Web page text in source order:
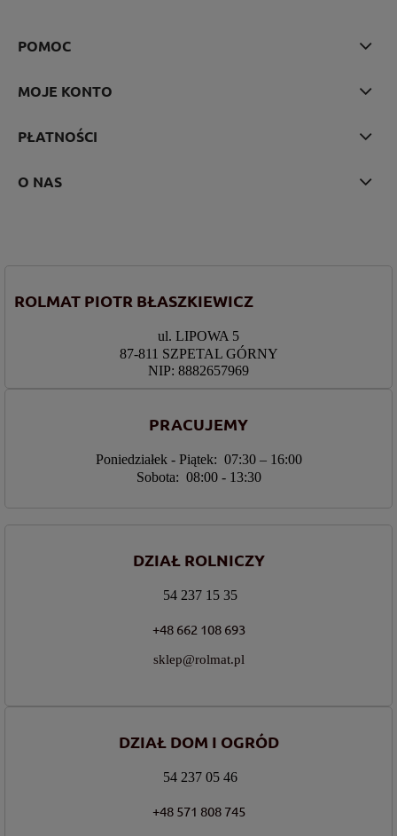
POMOC
MOJE KONTO
PŁATNOŚCI
O NAS
ROLMAT PIOTR BŁASZKIEWICZ
ul. LIPOWA 5
87-811 SZPETAL GÓRNY
NIP: 8882657969
PRACUJEMY
Poniedziałek - Piątek: 07:30 – 16:00
Sobota: 08:00 - 13:30
DZIAŁ ROLNICZY
54 237 15 35
+48 662 108 693
sklep@rolmat.pl
DZIAŁ DOM I OGRÓD
54 237 05 46
+48 571 808 745